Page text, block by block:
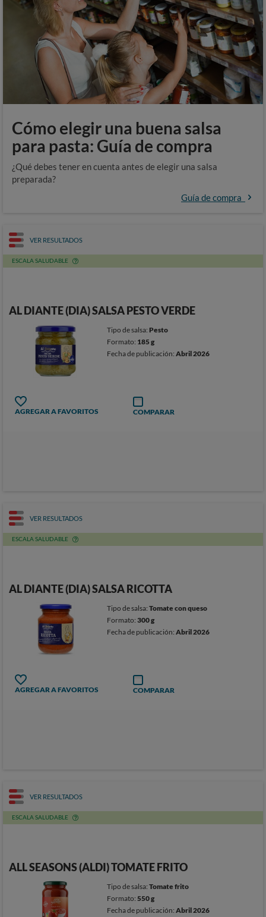
Cómo elegir una buena salsa
para pasta: Guía de compra
¿Qué debes tener en cuenta antes de elegir una salsa
preparada?
Guía de compra
VER RESULTADOS
ESCALA SALUDABLE
AL DIANTE (DIA) SALSA PESTO VERDE
Tipo de salsa:Pesto
Formato: 185 g
Fecha de publicación:Abril 2026
AGREGAR A FAVORITOS COMPARAR
VER RESULTADOS
ESCALA SALUDABLE
AL DIANTE (DIA) SALSA RICOTTA
Tipo de salsa:Tomate con queso
Formato:300 g
Fecha de publicación:Abril 2026
AGREGAR A FAVORITOS COMPARAR
VER RESULTADOS
ESCALA SALUDABLE
ALL SEASONS (ALDI) TOMATE FRITO
Tipo de salsa:Tomate frito
Formato:550 g
Fecha de publicación:Abril 2026